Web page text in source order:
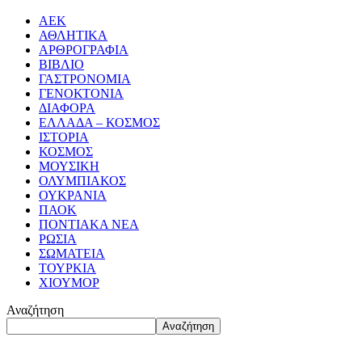
ΑΕΚ
ΑΘΛΗΤΙΚΑ
ΑΡΘΡΟΓΡΑΦΙΑ
ΒΙΒΛΙΟ
ΓΑΣΤΡΟΝΟΜΙΑ
ΓΕΝΟΚΤΟΝΙΑ
ΔΙΑΦΟΡΑ
ΕΛΛΑΔΑ – ΚΟΣΜΟΣ
ΙΣΤΟΡΙΑ
ΚΟΣΜΟΣ
ΜΟΥΣΙΚΗ
ΟΛΥΜΠΙΑΚΟΣ
ΟΥΚΡΑΝΙΑ
ΠΑΟΚ
ΠΟΝΤΙΑΚΑ ΝΕΑ
ΡΩΣΙΑ
ΣΩΜΑΤΕΙΑ
ΤΟΥΡΚΙΑ
ΧΙΟΥΜΟΡ
Αναζήτηση
Αναζήτηση